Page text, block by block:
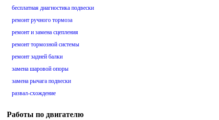
бесплатная диагностика подвески
ремонт ручного тормоза
ремонт и замена сцепления
ремонт тормозной системы
ремонт задней балки
замена шаровой опоры
замена рычага подвески
развал-схождение
Работы по двигателю